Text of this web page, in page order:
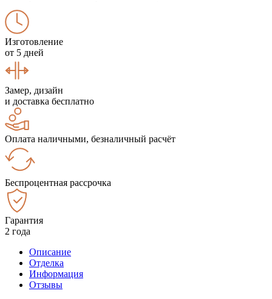
Изготовление
от 5 дней
Замер, дизайн
и доставка бесплатно
Оплата наличными, безналичный расчёт
Беспроцентная рассрочка
Гарантия
2 года
Описание
Отделка
Информация
Отзывы